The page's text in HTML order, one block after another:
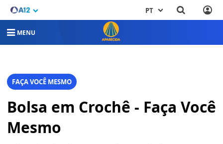
PT
MENU
FAÇA VOCÊ MESMO
Bolsa em Crochê - Faça Você
Mesmo